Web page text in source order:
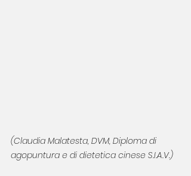
(Claudia Malatesta, DVM, Diploma di
agopuntura e di dietetica cinese S.I.A.V.)